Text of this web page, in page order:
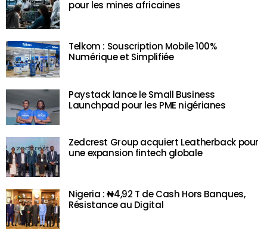
pour les mines africaines
Telkom : Souscription Mobile 100%
Numérique et Simplifiée
Paystack lance le Small Business
Launchpad pour les PME nigérianes
Zedcrest Group acquiert Leatherback pour
une expansion fintech globale
Nigeria : ₦4,92 T de Cash Hors Banques,
Résistance au Digital